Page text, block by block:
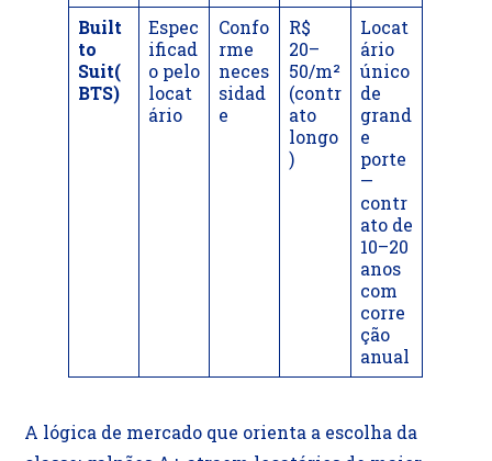
Built
to
Suit(
BTS)
Espec
ificad
o pelo
locat
ário
Confo
rme
neces
sidad
e
R$
20–
50/m²
(contr
ato
longo
)
Locat
ário
único
de
grand
e
porte
—
contr
ato de
10–20
anos
com
corre
ção
anual
A lógica de mercado que orienta a escolha da